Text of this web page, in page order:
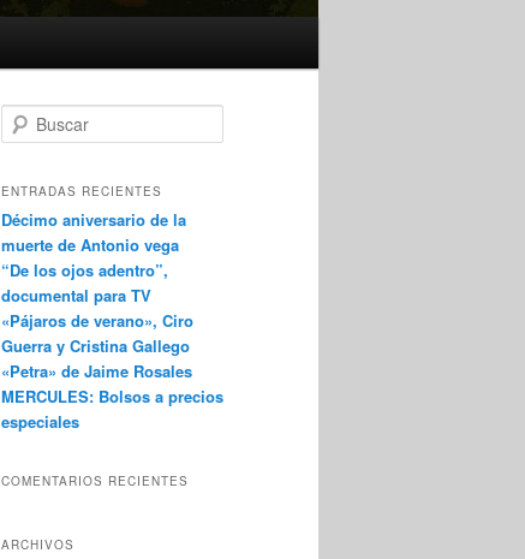
u
c
r
ENTRADAS RECIENTES
Décimo aniversario de la
muerte de Antonio vega
“De los ojos adentro”,
documental para TV
«Pájaros de verano», Ciro
Guerra y Cristina Gallego
«Petra» de Jaime Rosales
MERCULES: Bolsos a precios
especiales
COMENTARIOS RECIENTES
ARCHIVOS